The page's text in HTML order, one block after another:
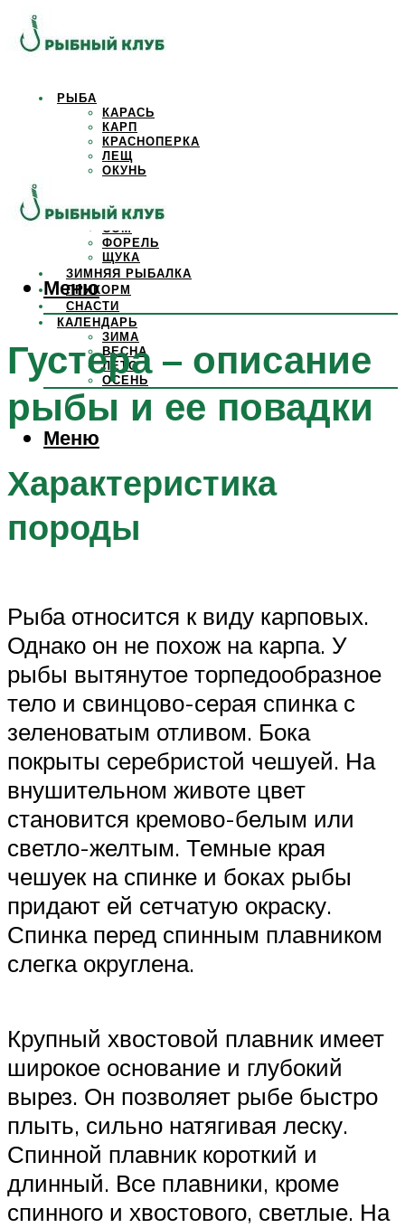
РЫБА
КАРАСЬ
КАРП
КРАСНОПЕРКА
ЛЕЩ
ОКУНЬ
САЗАН
СОМ
ФОРЕЛЬ
ЩУКА
ЗИМНЯЯ РЫБАЛКА
ПРИКОРМ
СНАСТИ
КАЛЕНДАРЬ
ЗИМА
ВЕСНА
ЛЕТО
ОСЕНЬ
Меню
Меню
Густера – описание
рыбы и ее повадки
Характеристика
породы
Рыба относится к виду карповых.
Однако он не похож на карпа. У
рыбы вытянутое торпедообразное
тело и свинцово-серая спинка с
зеленоватым отливом. Бока
покрыты серебристой чешуей. На
внушительном животе цвет
становится кремово-белым или
светло-желтым. Темные края
чешуек на спинке и боках рыбы
придают ей сетчатую окраску.
Спинка перед спинным плавником
слегка округлена.
Крупный хвостовой плавник имеет
широкое основание и глубокий
вырез. Он позволяет рыбе быстро
плыть, сильно натягивая леску.
Спинной плавник короткий и
длинный. Все плавники, кроме
спинного и хвостового, светлые. На